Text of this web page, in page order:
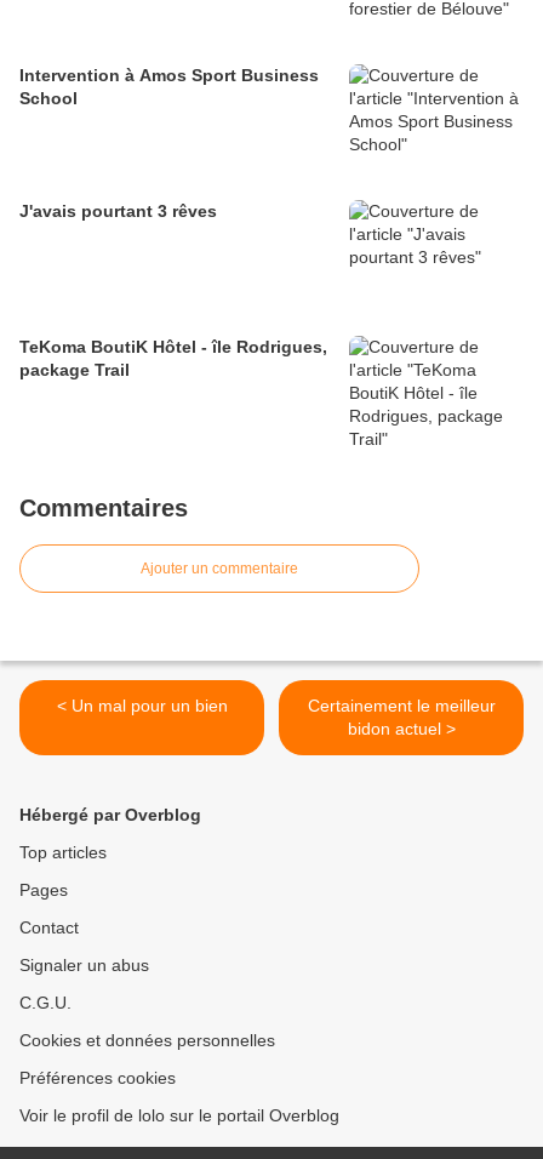
Intervention à Amos Sport Business
School
J'avais pourtant 3 rêves
TeKoma BoutiK Hôtel - île Rodrigues,
package Trail
Commentaires
Ajouter un commentaire
< Un mal pour un bien
Certainement le meilleur
bidon actuel >
Hébergé par Overblog
Top articles
Pages
Contact
Signaler un abus
C.G.U.
Cookies et données personnelles
Préférences cookies
Voir le profil de lolo sur le portail Overblog